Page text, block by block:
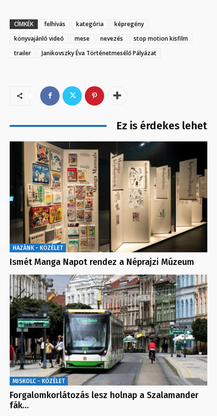
CÍMKÉK felhívás kategória
képregény
könyvajánló videó
mese nevezés
stop motion kisfilm
trailer
Janikovszky Éva Történetmesélő Pályázat
Ez is érdekes lehet
HAZÁNK - KÖZÉLET
Ismét Manga Napot rendez a Néprajzi Múzeum
MISKOLC - KÖZÉLET
Forgalomkorlátozás lesz holnap a Szalamander
fák…